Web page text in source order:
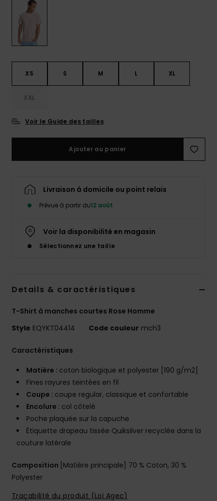
XS S M L XL
XXL
Voir le Guide des tailles
Ajouter au panier
Livraison à domicile ou point relais
Prévue à partir du12 août
Voir la disponibilité en magasin
Sélectionnez une taille
Details & caractéristiques
T-Shirt à manches courtes Rose Homme
Style EQYKT04414 Code couleur mch3
Caractéristiques
Matière : coton biologique et polyester [190 g/m2]
Fines rayures teintées en fil
Coupe : coupe regular, classique et confortable
Encolure : col côtelé
Poche plaquée sur la capuche
Étiquette drapeau tissée Quiksilver recyclée dans la
couture latérale
Composition [Matière principale] 70 % Coton, 30 %
Polyester
Traçabilité du produit (Loi Agec)